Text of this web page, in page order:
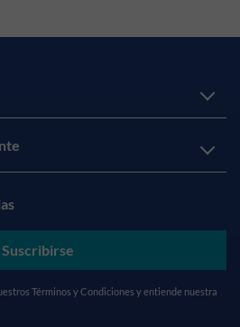
Suscribirse
Términos y Condiciones y entiende nuestra